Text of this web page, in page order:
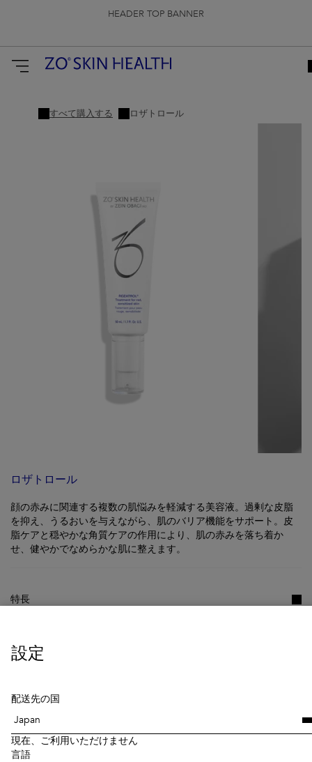
HEADER TOP BANNER
すべて購入する ロザトロール
ロザトロール
顔の赤みに関連する複数の肌悩みを軽減する美容液。過剰な皮脂
を抑え、うるおいを与えながら、肌のバリア機能をサポート。皮
脂ケアと穏やかな角質ケアの作用により、肌の赤みを落ち着か
せ、健やかでなめらかな肌に整えます。
特長
主な成分
使用方法
設定
配送先の国
現在、ご利用いただけません
言語